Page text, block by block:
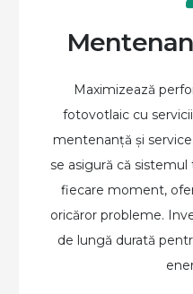
Maximizează
fotovotlaic cu
mentenanță și
se asigură că
fiecare moment,
oricăror probleme.
de lungă durată